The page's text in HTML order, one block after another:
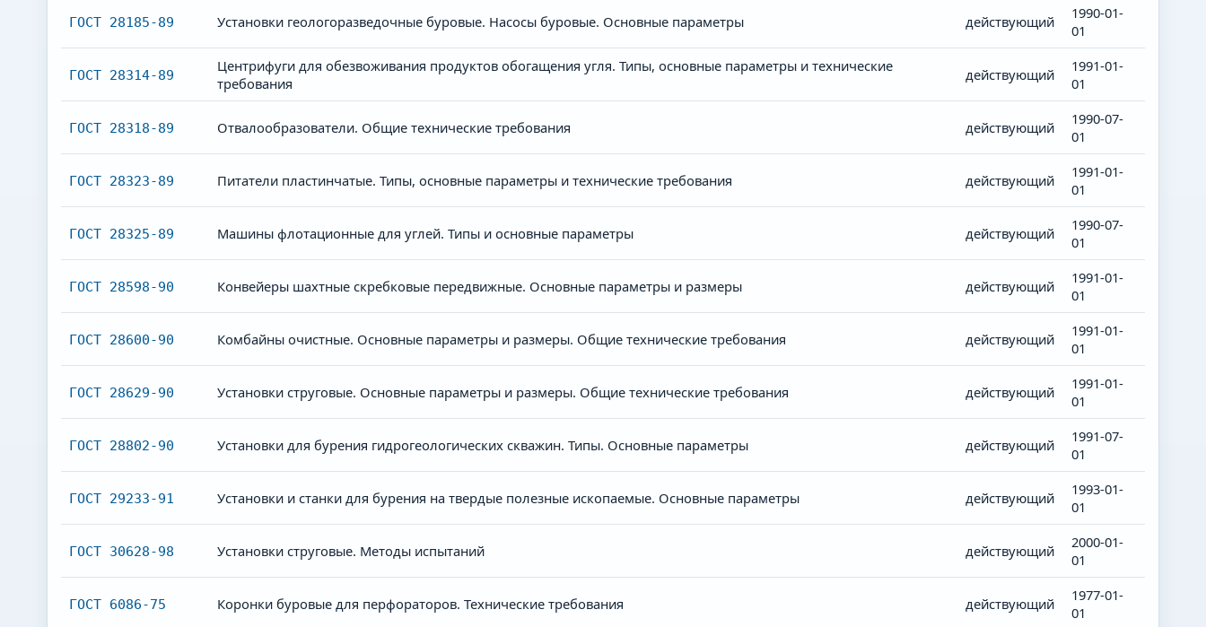
ГОСТ 28185-89 Установки геологоразведочные буровые. Насосы буровые. Основные параметры действующий
1990-01-
01
ГОСТ 28314-89
Центрифуги для обезвоживания продуктов обогащения угля. Типы, основные параметры и технические
требования
действующий
1991-01-
01
ГОСТ 28318-89 Отвалообразователи. Общие технические требования действующий
1990-07-
01
ГОСТ 28323-89 Питатели пластинчатые. Типы, основные параметры и технические требования действующий
1991-01-
01
ГОСТ 28325-89 Машины флотационные для углей. Типы и основные параметры действующий
1990-07-
01
ГОСТ 28598-90 Конвейеры шахтные скребковые передвижные. Основные параметры и размеры действующий
1991-01-
01
ГОСТ 28600-90 Комбайны очистные. Основные параметры и размеры. Общие технические требования действующий
1991-01-
01
ГОСТ 28629-90 Установки струговые. Основные параметры и размеры. Общие технические требования действующий
1991-01-
01
ГОСТ 28802-90 Установки для бурения гидрогеологических скважин. Типы. Основные параметры действующий
1991-07-
01
ГОСТ 29233-91 Установки и станки для бурения на твердые полезные ископаемые. Основные параметры действующий
1993-01-
01
ГОСТ 30628-98 Установки струговые. Методы испытаний действующий
2000-01-
01
ГОСТ 6086-75 Коронки буровые для перфораторов. Технические требования действующий
1977-01-
01